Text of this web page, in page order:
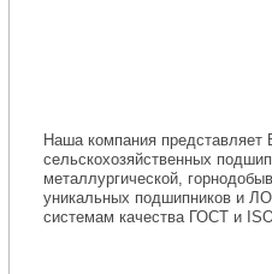
Наша компания
сельскохозяйственных
металлургической,
уникальных подшипников и
системам качества ГОСТ и